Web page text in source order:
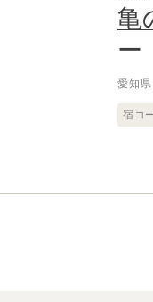
亀
ー
愛知県
宿コ